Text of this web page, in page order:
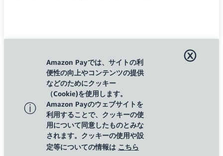
ⓘ
Amazon Payでは、サイトの利
便性の向上やコンテンツの提供
などのためにクッキー
（Cookie)を使用します。
Amazon Payのウェブサイトを
利用することで、クッキーの使
用について同意したものとみな
されます。クッキーの使用や設
定等についての情報は こちら
ⓧ